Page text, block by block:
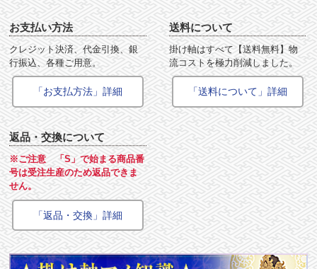
お支払い方法
クレジット決済、代金引換、銀
行振込、各種ご用意。
「お支払方法」詳細
送料について
掛け軸はすべて【送料無料】物
流コストを極力削減しました。
「送料について」詳細
返品・交換について
※ご注意 「S」で始まる商品番
号は受注生産のため返品できま
せん。
「返品・交換」詳細